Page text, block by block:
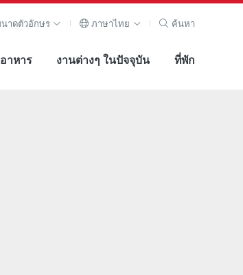
าดตัวอักษร ภาษาไทย ค้นหา
าหาร งานต่างๆ ในปัจจุบัน ที่พัก